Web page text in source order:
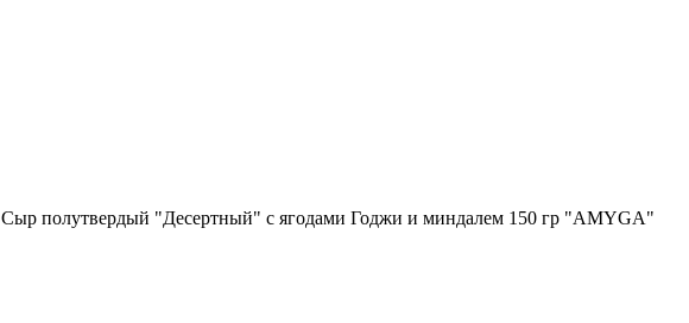
Сыр полутвердый "Десертный" с ягодами Годжи и миндалем 150 гр "AMYGA"